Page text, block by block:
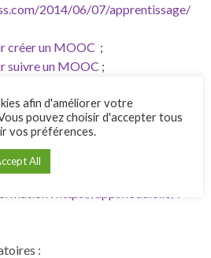
2014/06/07/apprentissage/
créer un MOOC ;
suivre un MOOC ;
learning :communautés de
:
afin d'améliorer votre
pouvez choisir d'accepter tous
vos préférences.
All